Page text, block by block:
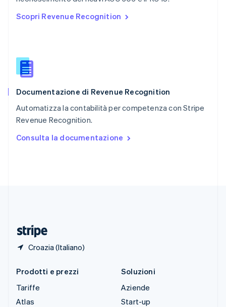
Scopri Revenue Recognition
Documentazione di Revenue Recognition
Automatizza la contabilità per competenza con Stripe
Revenue Recognition.
Consulta la documentazione
Croazia (Italiano)
English
English
Slovacchia
Slovenia
Spagna
EspañolEnglish
English Español简体中文
Prodotti e prezzi
Tariffe
Atlas
Soluzioni
Aziende
Start-up